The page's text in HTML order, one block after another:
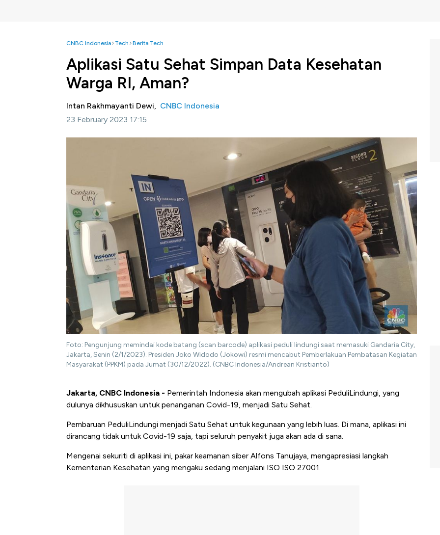
CNBC Indonesia Tech Berita Tech
Aplikasi Satu Sehat Simpan Data Kesehatan
Warga RI, Aman?
Intan Rakhmayanti Dewi, CNBC Indonesia
23 February 2023 17:15
Foto: Pengunjung memindai kode batang (scan barcode) aplikasi peduli lindungi saat memasuki Gandaria City,
Jakarta, Senin (2/1/2023). Presiden Joko Widodo (Jokowi) resmi mencabut Pemberlakuan Pembatasan Kegiatan
Masyarakat (PPKM) pada Jumat (30/12/2022). (CNBC Indonesia/Andrean Kristianto)
Jakarta, CNBC Indonesia - Pemerintah Indonesia akan mengubah aplikasi PeduliLindungi, yang
dulunya dikhususkan untuk penanganan Covid-19, menjadi Satu Sehat.
Pembaruan PeduliLindungi menjadi Satu Sehat untuk kegunaan yang lebih luas. Di mana, aplikasi ini
dirancang tidak untuk Covid-19 saja, tapi seluruh penyakit juga akan ada di sana.
Mengenai sekuriti di aplikasi ini, pakar keamanan siber Alfons Tanujaya, mengapresiasi langkah
Kementerian Kesehatan yang mengaku sedang menjalani ISO ISO 27001.